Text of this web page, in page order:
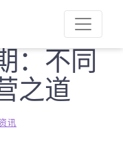
：不同
之道
讯